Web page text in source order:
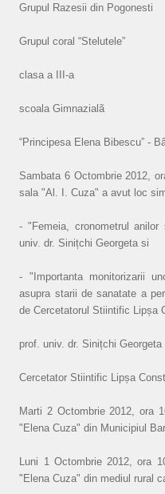
Grupul Razesii din Pogonesti
Grupul coral “Stelutele”
clasa a III-a
scoala Gimnazialã
“Principesa Elena Bibescu” -
Sambata 6 Octombrie 2012,
sala "Al. I. Cuza" a avut loc
- "Femeia, cronometrul
univ. dr. Sinițchi Georgeta si
- "Importanta monitorizarii
asupra starii de sanatate a
de Cercetatorul Stiintific Lipșa
prof. univ. dr. Sinițchi Georgeta
Cercetator Stiintific Lipșa
Marti 2 Octombrie 2012, ora
"Elena Cuza" din Municipiul
Luni 1 Octombrie 2012, ora
"Elena Cuza" din mediul rural